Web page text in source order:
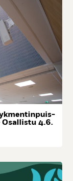
Osal­lis­tu 4.6.